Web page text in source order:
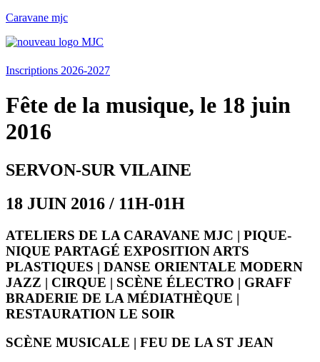
Caravane mjc
Inscriptions 2026-2027
Fête de la musique, le 18 juin
2016
SERVON-SUR VILAINE
18 JUIN 2016 / 11H-01H
ATELIERS DE LA CARAVANE MJC | PIQUE-
NIQUE PARTAGÉ EXPOSITION ARTS
PLASTIQUES | DANSE ORIENTALE MODERN
JAZZ | CIRQUE | SCÈNE ÉLECTRO | GRAFF
BRADERIE DE LA MÉDIATHÈQUE |
RESTAURATION LE SOIR
SCÈNE MUSICALE | FEU DE LA ST JEAN